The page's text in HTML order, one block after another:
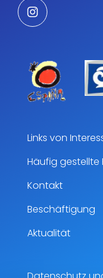
Links von
Häufig gestellte
Kontakt
Beschäftigung
Aktualität